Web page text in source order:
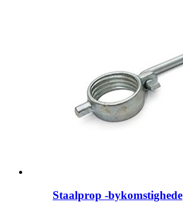
Staalprop -bykomstighede